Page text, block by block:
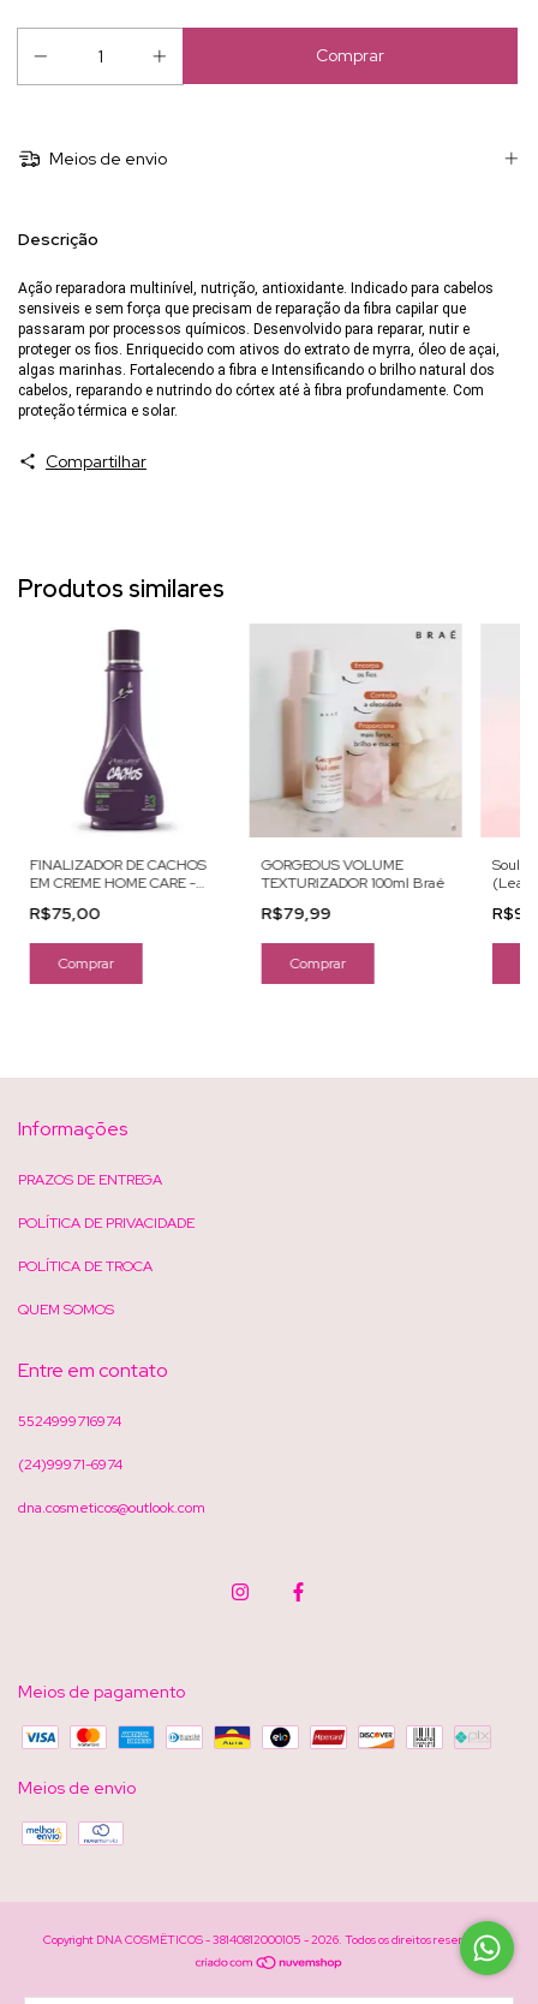
Meios de envio
Descrição
Ação reparadora multinível, nutrição, antioxidante. Indicado para cabelos
sensiveis e sem força que precisam de reparação da fibra capilar que
passaram por processos químicos. Desenvolvido para reparar, nutir e
proteger os fios. Enriquecido com ativos do extrato de myrra, óleo de açai,
algas marinhas. Fortalecendo a fibra e Intensificando o brilho natural dos
cabelos, reparando e nutrindo do córtex até à fibra profundamente. Com
proteção térmica e solar.
Compartilhar
Produtos similares
FINALIZADOR DE CACHOS
EM CREME HOME CARE -
R$75,00
GORGEOUS VOLUME
TEXTURIZADOR 100ml Braé
R$79,99
Soul
Informações
PRAZOS DE ENTREGA
POLÍTICA DE PRIVACIDADE
POLÍTICA DE TROCA
QUEM SOMOS
Entre em contato
5524999716974
(24)99971-6974
dna.cosmeticos@outlook.com
Meios de pagamento
Meios de envio
Copyright DNA COSMËTICOS - 38140812000105 - 2026. Todos os direitos reservados.